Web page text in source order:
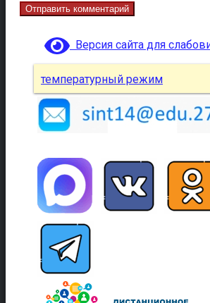
Версия сайта для
температурный режим